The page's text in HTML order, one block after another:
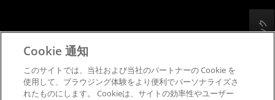
フィードバック
財務情報
取締役会
SEC 提出書類
プライバシー
商標
サプライ チェーンの透明性
Cookie 通知
このサイトでは、当社および当社のパートナーの Cookie を
使用して、ブラウジング体験をより便利でパーソナライズさ
れたものにします。 Cookieは、サイトの効率性やユーザー